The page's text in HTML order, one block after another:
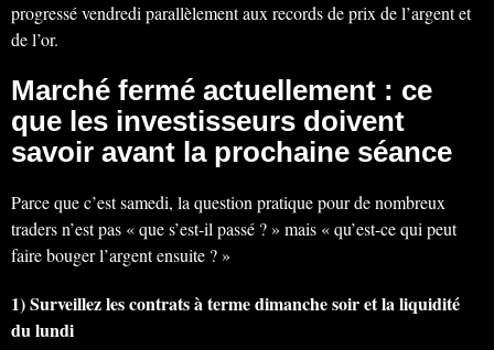
progressé vendredi parallèlement aux records de prix de l’argent et
de l’or.
Marché fermé actuellement : ce
que les investisseurs doivent
savoir avant la prochaine séance
Parce que c’est samedi, la question pratique pour de nombreux
traders n’est pas « que s’est-il passé ? » mais « qu’est-ce qui peut
faire bouger l’argent ensuite ? »
1) Surveillez les contrats à terme dimanche soir et la liquidité
du lundi